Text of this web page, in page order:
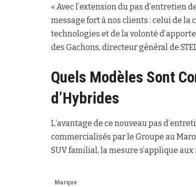
« Avec l’extension du pas d’entretien
message fort à nos clients : celui de la
technologies et de la volonté
des Gachons, directeur général de
Quels Modèles Sont
d’Hybrides
L’avantage de ce nouveau pas
commercialisés par le Groupe au
SUV familial, la mesure s’applique
Marque